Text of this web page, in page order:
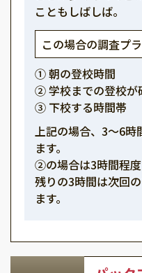
こともしばしば。
この場合の調査プ
① 朝の登校時間
② 学校までの登校が
③ 下校する時間帯
上記の場合、3～6時
ます。
②の場合は3時間程度
残りの3時間は次回
ます。